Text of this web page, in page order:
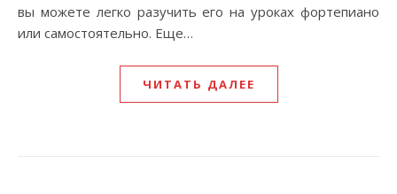
вы можете легко разучить его на уроках фортепиано
или самостоятельно. Еще…
ЧИТАТЬ ДАЛЕЕ